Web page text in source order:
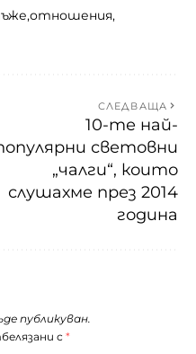
отношения
СЛЕДВАЩА
10-те най-
световни
„чалги“, които
слушахме през 2014
година
публикуван.
с *